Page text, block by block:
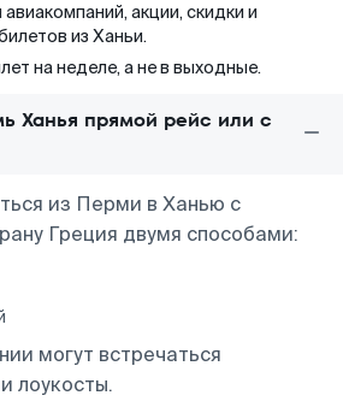
акции, скидки и
из Ханьи.
на неделе, а не в выходные.
Ханья прямой рейс или с
из Перми в Ханью с
Греция двумя способами:
могут встречаться
лоукосты.